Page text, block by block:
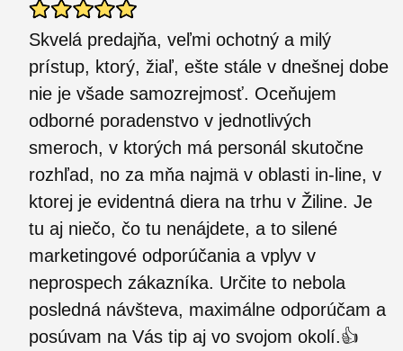
Skvelá predajňa, veľmi ochotný a milý
prístup, ktorý, žiaľ, ešte stále v dnešnej dobe
nie je všade samozrejmosť. Oceňujem
odborné poradenstvo v jednotlivých
smeroch, v ktorých má personál skutočne
rozhľad, no za mňa najmä v oblasti in-line, v
ktorej je evidentná diera na trhu v Žiline. Je
tu aj niečo, čo tu nenájdete, a to silené
marketingové odporúčania a vplyv v
neprospech zákazníka. Určite to nebola
posledná návšteva, maximálne odporúčam a
posúvam na Vás tip aj vo svojom okolí.👍